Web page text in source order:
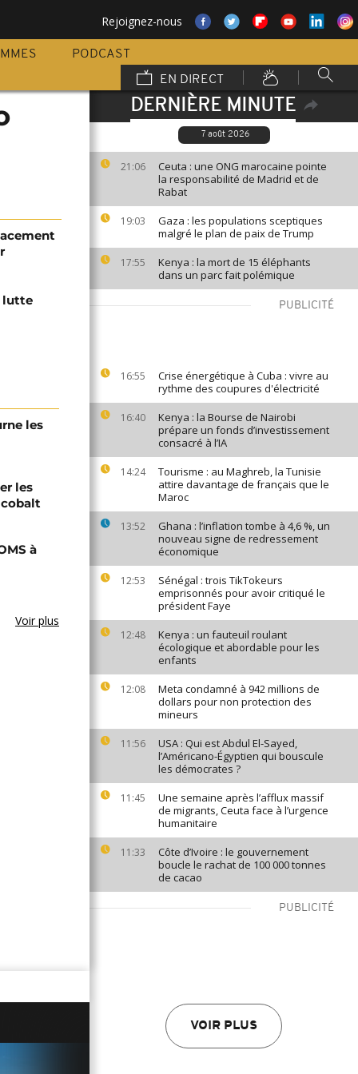
Rejoignez-nous
PODCAST
EN DIRECT
DERNIÈRE MINUTE
7 août 2026
21:06
Ceuta : une ONG marocaine pointe
la responsabilité de Madrid et de
Rabat
19:03
Gaza : les populations sceptiques
malgré le plan de paix de Trump
17:55
Kenya : la mort de 15 éléphants
dans un parc fait polémique
PUBLICITÉ
16:55
Crise énergétique à Cuba : vivre au
rythme des coupures d'électricité
16:40
Kenya : la Bourse de Nairobi
prépare un fonds d’investissement
consacré à l’IA
14:24
Tourisme : au Maghreb, la Tunisie
attire davantage de français que le
Maroc
13:52
Ghana : l’inflation tombe à 4,6 %, un
nouveau signe de redressement
économique
12:53
Sénégal : trois TikTokeurs
emprisonnés pour avoir critiqué le
président Faye
12:48
Kenya : un fauteuil roulant
écologique et abordable pour les
enfants
12:08
Meta condamné à 942 millions de
dollars pour non protection des
mineurs
11:56
USA : Qui est Abdul El-Sayed,
l’Américano-Égyptien qui bouscule
les démocrates ?
11:45
Une semaine après l’afflux massif
de migrants, Ceuta face à l’urgence
humanitaire
11:33
Côte d’Ivoire : le gouvernement
boucle le rachat de 100 000 tonnes
de cacao
PUBLICITÉ
VOIR PLUS
lutte
les
les
à
Voir plus